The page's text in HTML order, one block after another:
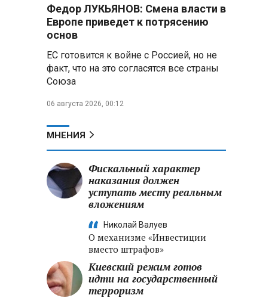
мошенничеству и миграционная
политика — приоритеты работы
Госдумы
Владимир Путин запросил у
военного командования оценки
крупные кадровые
Минобороны РФ: новые
военно-строительные
подразделения будут возводить
стране
Федор ЛУКЬЯНОВ: Смена власти в
Европе приведет к потрясению
основ
ЕС готовится к войне с Россией, но не
факт, что на это согласятся все страны
Союза
06 августа 2026, 00:12
МНЕНИЯ
Фискальный характер
наказания должен
уступать месту реальным
вложениям
Николай Валуев
О механизме «Инвестиции
вместо штрафов»
Киевский режим готов
идти на государственный
терроризм